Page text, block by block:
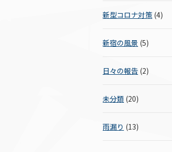
新型コロナ対策 (4)
新宿の風景 (5)
日々の報告 (2)
未分類 (20)
雨漏り (13)